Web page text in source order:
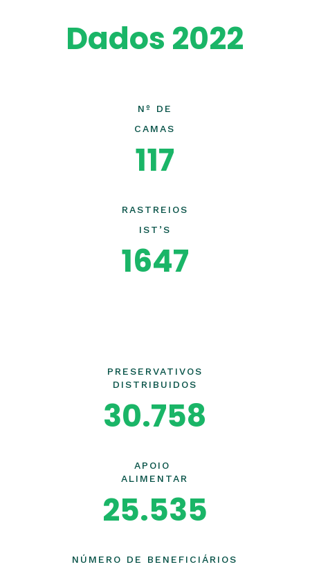
Dados 2022
Nº DE
CAMAS
117
RASTREIOS
IST’S
1647
PRESERVATIVOS
DISTRIBUIDOS
30.758
APOIO
ALIMENTAR
25.535
NÚMERO DE BENEFICIÁRIOS